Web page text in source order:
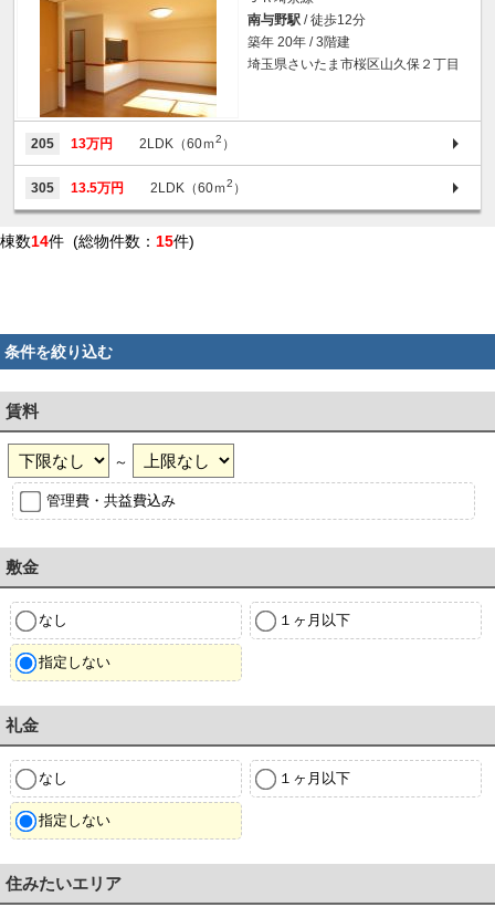
南与野駅 / 徒歩12分
築年 20年 / 3階建
埼玉県さいたま市桜区山久保２丁目
205 13万円 2LDK（60ｍ2 ）
305 13.5万円 2LDK（60ｍ2 ）
棟数14件 (総物件数： 15件)
条件を絞り込む
賃料
～
管理費・共益費込み
敷金
なし １ヶ月以下
指定しない
礼金
なし １ヶ月以下
指定しない
住みたいエリア